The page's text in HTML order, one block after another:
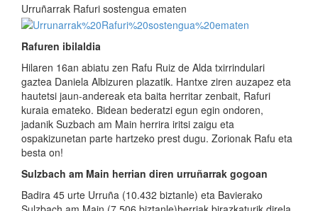
Urruñarrak Rafuri sostengua ematen
Rafuren ibilaldia
Hilaren 16an abiatu zen Rafu Ruiz de Alda txirrindulari
gaztea Daniela Albizuren plazatik. Hantxe ziren auzapez eta
hautetsi jaun-andereak eta baita herritar zenbait, Rafuri
kuraia emateko. Bidean bederatzi egun egin ondoren,
jadanik Suzbach am Main herrira iritsi zaigu eta
ospakizunetan parte hartzeko prest dugu. Zorionak Rafu eta
besta on!
Sulzbach am Main herrian diren urruñarrak gogoan
Badira 45 urte Urruña (10.432 biztanle) eta Bavierako